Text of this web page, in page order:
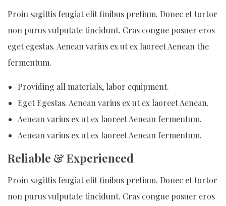
Proin sagittis feugiat elit finibus pretium. Donec et tortor
non purus vulputate tincidunt. Cras congue posuer eros
eget egestas. Aenean varius ex ut ex laoreet Aenean the
fermentum.
Providing all materials, labor equipment.
Eget Egestas. Aenean varius ex ut ex laoreet Aenean.
Aenean varius ex ut ex laoreet Aenean fermentum.
Aenean varius ex ut ex laoreet Aenean fermentum.
Reliable & Experienced
Proin sagittis feugiat elit finibus pretium. Donec et tortor
non purus vulputate tincidunt. Cras congue posuer eros